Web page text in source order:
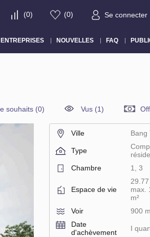
(0) (0) Se connecter
ENTREPRISES NOUVELLES FAQ
souhaits (0) Vus (1)
Ville Bang
Type
Chambre
1, 3
Espace de vie
29.77
max.
m²
Voir
900 m
Date
d'achèvement
I